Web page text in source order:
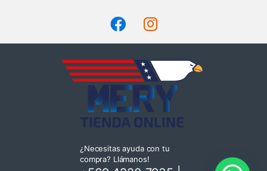
¿Necesitas ayuda con tu
compra? Llámanos!